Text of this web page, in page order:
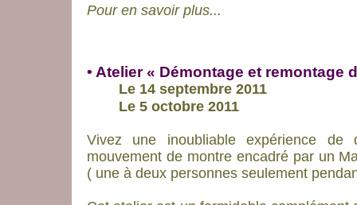
Pour en savoir plus...
• Atelier « Démontage et remontage
Le 14 septembre 2011
Le 5 octobre 2011
Vivez une inoubliable expérience de
mouvement de montre encadré par un
( une à deux personnes seulement